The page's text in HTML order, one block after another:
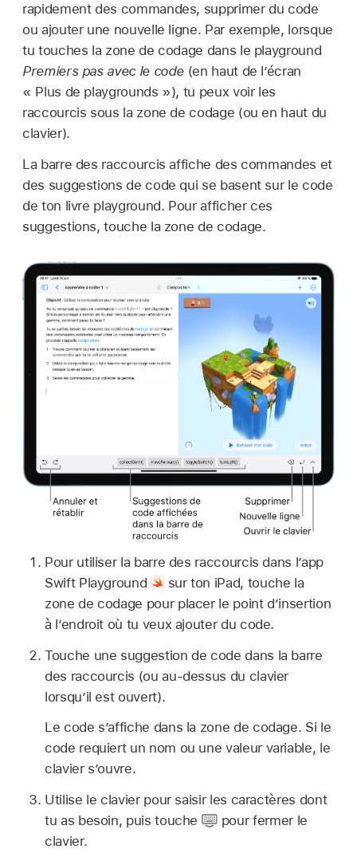
rapidement des commandes, supprimer du code
ou ajouter une nouvelle ligne. Par exemple, lorsque
tu touches la zone de codage dans le playground
Premiers pas avec le code (en haut de lʼécran
« Plus de playgrounds »), tu peux voir les
raccourcis sous la zone de codage (ou en haut du
clavier).
La barre des raccourcis affiche des commandes et
des suggestions de code qui se basent sur le code
de ton livre playground. Pour afficher ces
suggestions, touche la zone de codage.
Pour utiliser la barre des raccourcis dans l’app
Swift Playground
sur ton iPad, touche la
zone de codage pour placer le point d’insertion
à l’endroit où tu veux ajouter du code.
Touche une suggestion de code dans la barre
des raccourcis (ou au-dessus du clavier
lorsquʼil est ouvert).
Le code sʼaffiche dans la zone de codage. Si le
code requiert un nom ou une valeur variable, le
clavier s’ouvre.
Utilise le clavier pour saisir les caractères dont
tu as besoin, puis touche
pour fermer le
clavier.